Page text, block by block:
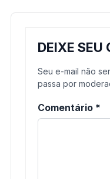
DEIXE SEU
Seu e-mail não
passa por
Comentário *